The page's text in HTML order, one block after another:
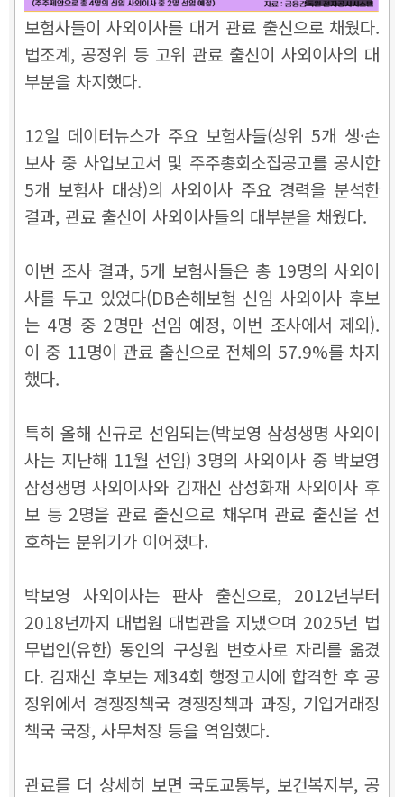
보험사들이 사외이사를 대거 관료 출신으로 채웠다.
법조계, 공정위 등 고위 관료 출신이 사외이사의 대
부분을 차지했다.
12일 데이터뉴스가 주요 보험사들(상위 5개 생·손
보사 중 사업보고서 및 주주총회소집공고를 공시한
5개 보험사 대상)의 사외이사 주요 경력을 분석한
결과, 관료 출신이 사외이사들의 대부분을 채웠다.
이번 조사 결과, 5개 보험사들은 총 19명의 사외이
사를 두고 있었다(DB손해보험 신임 사외이사 후보
는 4명 중 2명만 선임 예정, 이번 조사에서 제외).
이 중 11명이 관료 출신으로 전체의 57.9%를 차지
했다.
특히 올해 신규로 선임되는(박보영 삼성생명 사외이
사는 지난해 11월 선임) 3명의 사외이사 중 박보영
삼성생명 사외이사와 김재신 삼성화재 사외이사 후
보 등 2명을 관료 출신으로 채우며 관료 출신을 선
호하는 분위기가 이어졌다.
박보영 사외이사는 판사 출신으로, 2012년부터
2018년까지 대법원 대법관을 지냈으며 2025년 법
무법인(유한) 동인의 구성원 변호사로 자리를 옮겼
다. 김재신 후보는 제34회 행정고시에 합격한 후 공
정위에서 경쟁정책국 경쟁정책과 과장, 기업거래정
책국 국장, 사무처장 등을 역임했다.
관료를 더 상세히 보면 국토교통부, 보건복지부, 공